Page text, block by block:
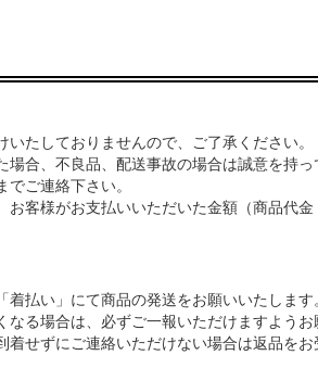
たしておりませんので、ご了承ください。
合、不良品、配送事故の場合は誠意を持っ
ご連絡下さい。
お客様がお支払いいただいた金額（商品代
払い」にて商品の発送をお願いいたします
る場合は、必ずご一報いただけますようお
着せずにご連絡いただけない場合は返品を